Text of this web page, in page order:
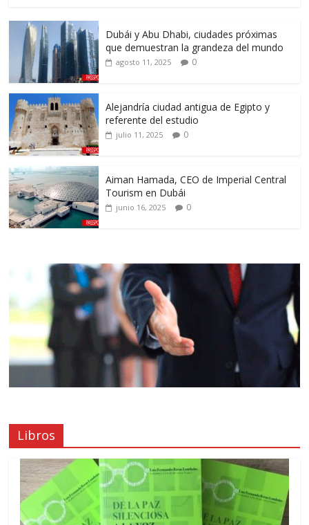
Dubái y Abu Dhabi, ciudades próximas
que demuestran la grandeza del mundo
agosto 11, 2025 0
Alejandría ciudad antigua de Egipto y
referente del estudio
julio 11, 2025 0
Aiman Hamada, CEO de Imperial Central
Tourism en Dubái
junio 16, 2025 0
Libros